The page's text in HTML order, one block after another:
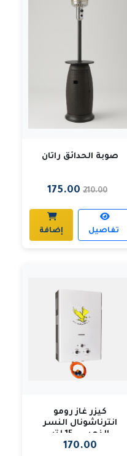
صوبة الحدائق راتان
210.00
175.00
تفاصيل إضافة
كيزر غاز رومو
انترناشونال النسر
الذهبي - 15 لتر
170.00